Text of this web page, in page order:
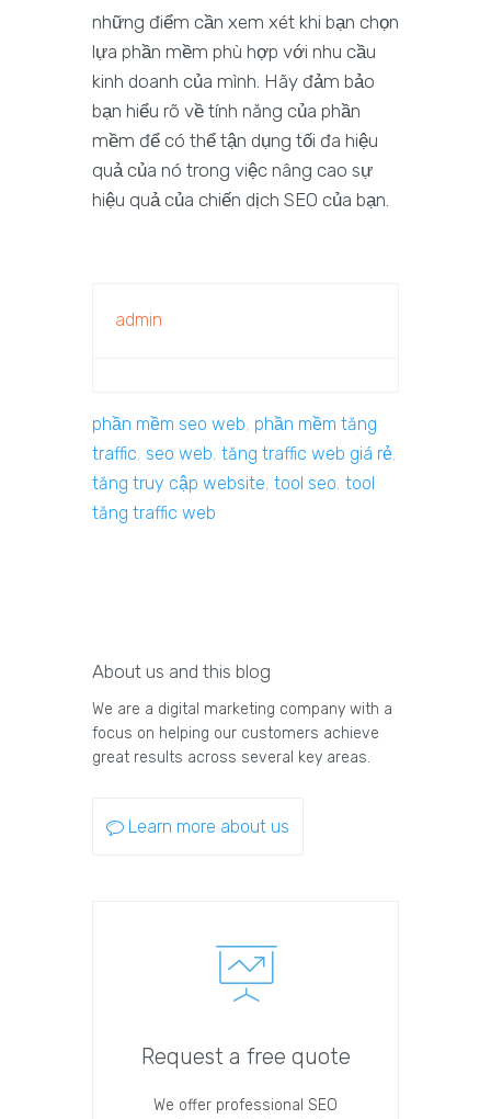
những điểm cần xem xét khi bạn chọn
lựa phần mềm phù hợp với nhu cầu
kinh doanh của mình. Hãy đảm bảo
bạn hiểu rõ về tính năng của phần
mềm để có thể tận dụng tối đa hiệu
quả của nó trong việc nâng cao sự
hiệu quả của chiến dịch SEO của bạn.
admin
phần mềm seo web, phần mềm tăng
traffic, seo web, tăng traffic web giá rẻ,
tăng truy cập website, tool seo, tool
tăng traffic web
About us and this blog
We are a digital marketing company with a
focus on helping our customers achieve
great results across several key areas.
Learn more about us
Request a free quote
We offer professional SEO